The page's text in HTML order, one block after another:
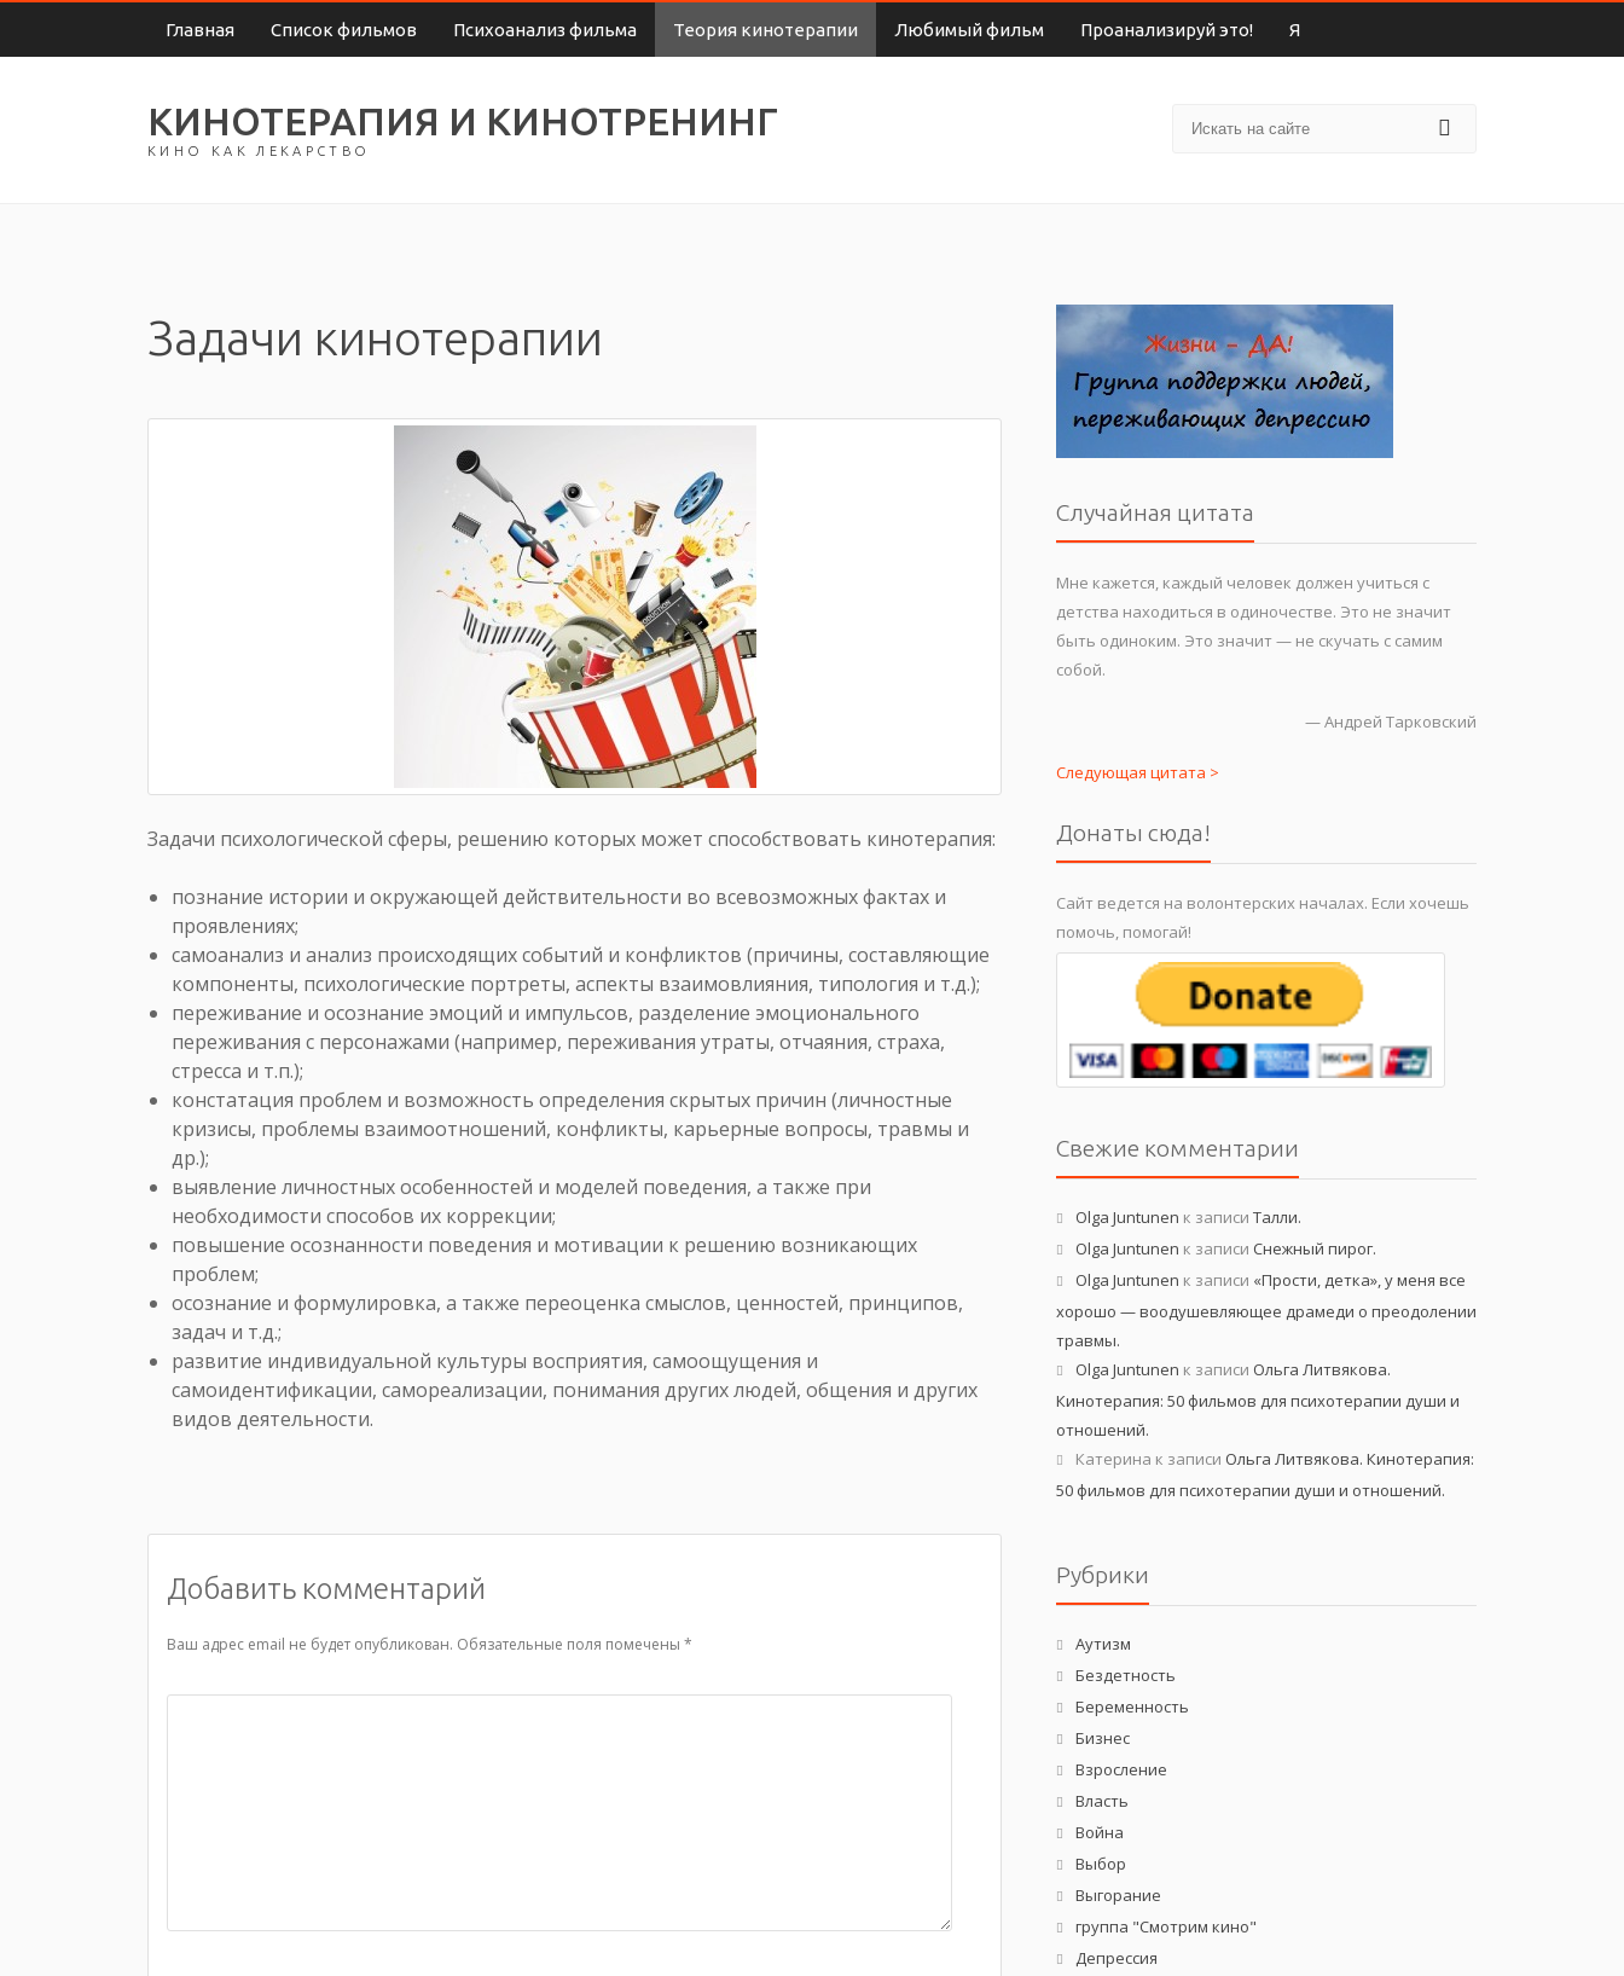
Главная Список фильмов Психоанализ фильма Теория кинотерапии Любимый фильм Проанализируй это! Я
КИНОТЕРАПИЯ И КИНОТРЕНИНГ
КИНО КАК ЛЕКАРСТВО
Задачи кинотерапии
Задачи психологической сферы, решению которых может способствовать кинотерапия:
познание истории и окружающей действительности во всевозможных фактах и
проявлениях;
самоанализ и анализ происходящих событий и конфликтов (причины, составляющие
компоненты, психологические портреты, аспекты взаимовлияния, типология и т.д.);
переживание и осознание эмоций и импульсов, разделение эмоционального
переживания с персонажами (например, переживания утраты, отчаяния, страха,
стресса и т.п.);
констатация проблем и возможность определения скрытых причин (личностные
кризисы, проблемы взаимоотношений, конфликты, карьерные вопросы, травмы и
др.);
выявление личностных особенностей и моделей поведения, а также при
необходимости способов их коррекции;
повышение осознанности поведения и мотивации к решению возникающих
проблем;
осознание и формулировка, а также переоценка смыслов, ценностей, принципов,
задач и т.д.;
развитие индивидуальной культуры восприятия, самоощущения и
самоидентификации, самореализации, понимания других людей, общения и других
видов деятельности.
Добавить комментарий
Ваш адрес email не будет опубликован. Обязательные поля помечены *
Случайная цитата
Мне кажется, каждый человек должен учиться с
детства находиться в одиночестве. Это не значит
быть одиноким. Это значит — не скучать с самим
собой.
—Андрей Тарковский
Следующая цитата >
Донаты сюда!
Сайт ведется на волонтерских началах. Если хочешь
помочь, помогай!
Свежие комментарии
Olga Juntunen к записи Талли.
Olga Juntunen к записи Снежный пирог.
Olga Juntunen к записи «Прости, детка», у меня все
хорошо — воодушевляющее драмеди о преодолении
травмы.
Olga Juntunen к записи Ольга Литвякова.
Кинотерапия: 50 фильмов для психотерапии души и
отношений.
Катерина к записи Ольга Литвякова. Кинотерапия:
50 фильмов для психотерапии души и отношений.
Рубрики
Аутизм
Бездетность
Беременность
Бизнес
Взросление
Власть
Война
Выбор
Выгорание
группа "Смотрим кино"
Депрессия